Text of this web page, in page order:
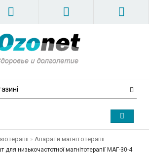
Апарати магнітотерапії
для низькочастотної магнітотерапії МАГ-30-4